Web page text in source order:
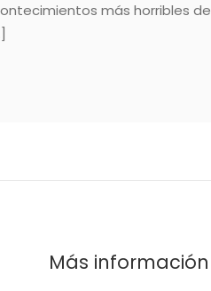
más horribles de
Más información